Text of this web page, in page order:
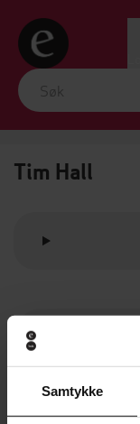
Samtykke
Tim Hall